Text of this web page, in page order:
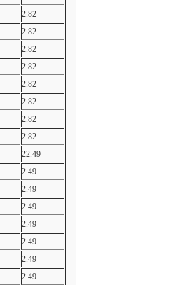
2.82
2.82
2.82
2.82
2.82
2.82
2.82
2.82
22.49
2.49
2.49
2.49
2.49
2.49
2.49
2.49